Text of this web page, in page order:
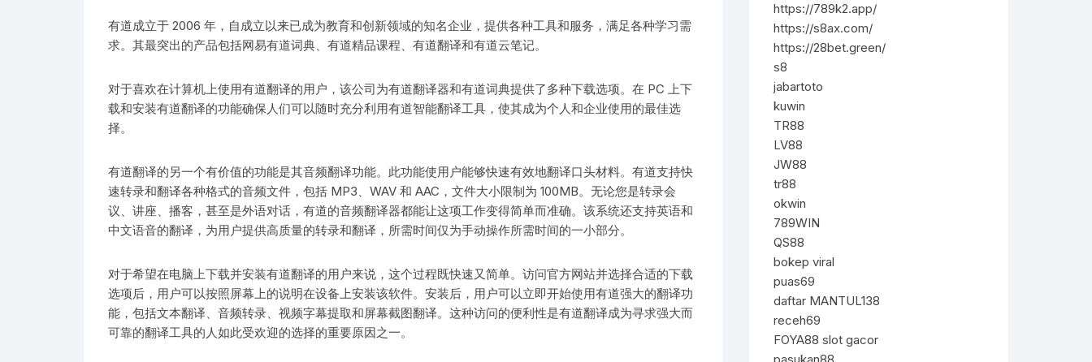
有道成立于 2006 年，自成立以来已成为教育和创新领域的知名企业，提供各种工具和服务，满足各种学习需
求。其最突出的产品包括网易有道词典、有道精品课程、有道翻译和有道云笔记。
对于喜欢在计算机上使用有道翻译的用户，该公司为有道翻译器和有道词典提供了多种下载选项。在 PC 上下
载和安装有道翻译的功能确保人们可以随时充分利用有道智能翻译工具，使其成为个人和企业使用的最佳选
择。
有道翻译的另一个有价值的功能是其音频翻译功能。此功能使用户能够快速有效地翻译口头材料。有道支持快
速转录和翻译各种格式的音频文件，包括 MP3、WAV 和 AAC，文件大小限制为 100MB。无论您是转录会
议、讲座、播客，甚至是外语对话，有道的音频翻译器都能让这项工作变得简单而准确。该系统还支持英语和
中文语音的翻译，为用户提供高质量的转录和翻译，所需时间仅为手动操作所需时间的一小部分。
对于希望在电脑上下载并安装有道翻译的用户来说，这个过程既快速又简单。访问官方网站并选择合适的下载
选项后，用户可以按照屏幕上的说明在设备上安装该软件。安装后，用户可以立即开始使用有道强大的翻译功
能，包括文本翻译、音频转录、视频字幕提取和屏幕截图翻译。这种访问的便利性是有道翻译成为寻求强大而
可靠的翻译工具的人如此受欢迎的选择的重要原因之一。
https://789k2.app/
https://s8ax.com/
https://28bet.green/
s8
jabartoto
kuwin
TR88
LV88
JW88
tr88
okwin
789WIN
QS88
bokep viral
puas69
daftar MANTUL138
receh69
FOYA88 slot gacor